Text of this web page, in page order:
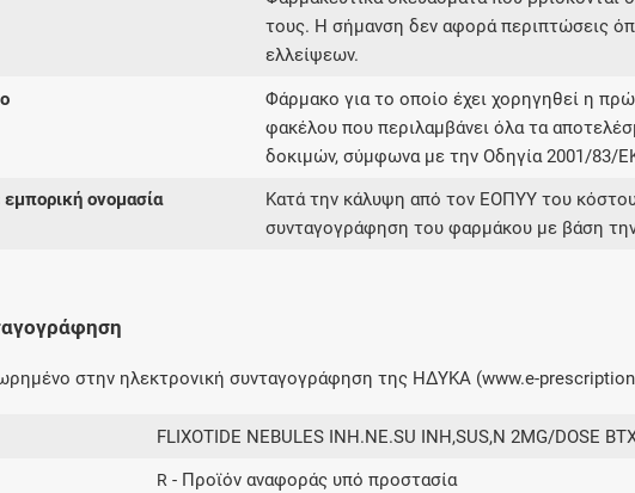
τους. Η σήμανση δεν αφορά περιπτώσεις
ελλείψεων.
Φάρμακο για το οποίο έχει χορηγηθεί η
φακέλου που περιλαμβάνει όλα τα
δοκιμών, σύμφωνα με την Οδηγία 2001/83/
ονομασία
Κατά την κάλυψη από τον ΕΟΠΥΥ του
συνταγογράφηση του φαρμάκου με βάση
στην ηλεκτρονική συνταγογράφηση της ΗΔΥΚΑ (www.e-
FLIXOTIDE NEBULES INH.NE.SU INH,SUS,N 2MG/DOSE
R- Προϊόν αναφοράς υπό προστασία